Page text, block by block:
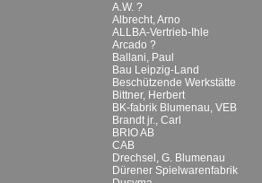
A.W. ?
Albrecht, Arno
ALLBA-Vertrieb-Ihle
Arcado ?
Ballani, Paul
Bau Leipzig-Land
Beschützende Werkstätte
Bittner, Herbert
BK-fabrik Blumenau, VEB
Brandt jr., Carl
BRIO AB
CAB
Drechsel, G. Blumenau
Dürener Spielwarenfabrik